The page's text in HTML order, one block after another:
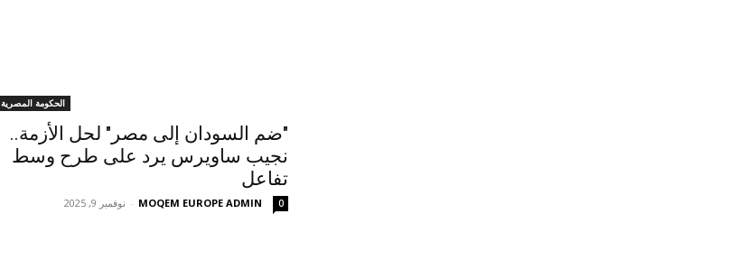
الحكومة المصرية
"ضم السودان إلى مصر" لحل الأزمة..
نجيب ساويرس يرد على طرح وسط
تفاعل
MOQEM EUROPE ADMIN
- نوفمبر 9, 2025 0